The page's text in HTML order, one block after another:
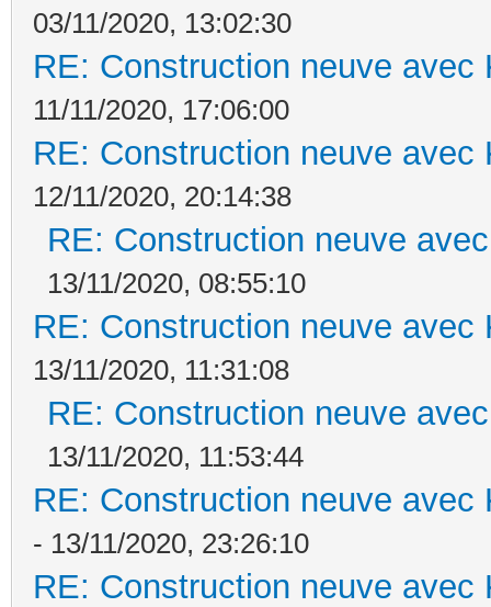
03/11/2020, 13:02:30
RE: Construction neuve avec
11/11/2020, 17:06:00
RE: Construction neuve avec
12/11/2020, 20:14:38
RE: Construction neuve
13/11/2020, 08:55:10
RE: Construction neuve avec
13/11/2020, 11:31:08
RE: Construction neuve
13/11/2020, 11:53:44
RE: Construction neuve avec
- 13/11/2020, 23:26:10
RE: Construction neuve avec